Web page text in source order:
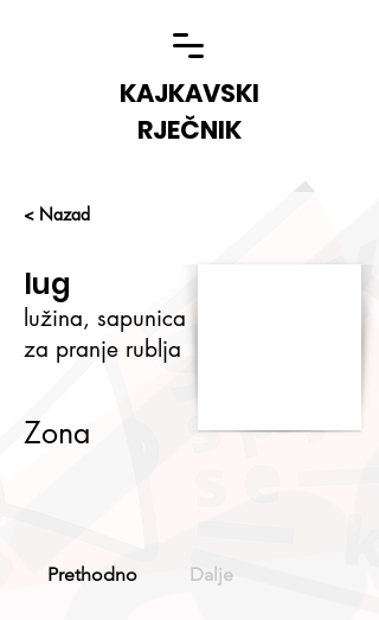
KAJKAVSKI
RJEČNIK
< Nazad
lug
lužina, sapunica
za pranje rublja
Zona
Prethodno Dalje